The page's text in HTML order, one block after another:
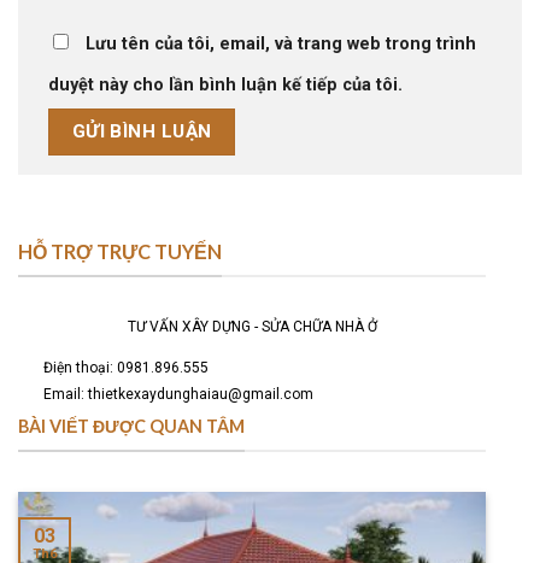
Lưu tên của tôi, email, và trang web trong trình
duyệt này cho lần bình luận kế tiếp của tôi.
HỖ TRỢ TRỰC TUYẾN
TƯ VẤN XÂY DỰNG - SỬA CHỮA NHÀ Ở
Điện thoại: 0981.896.555
Email: thietkexaydunghaiau@gmail.com
BÀI VIẾT ĐƯỢC QUAN TÂM
03
Th6